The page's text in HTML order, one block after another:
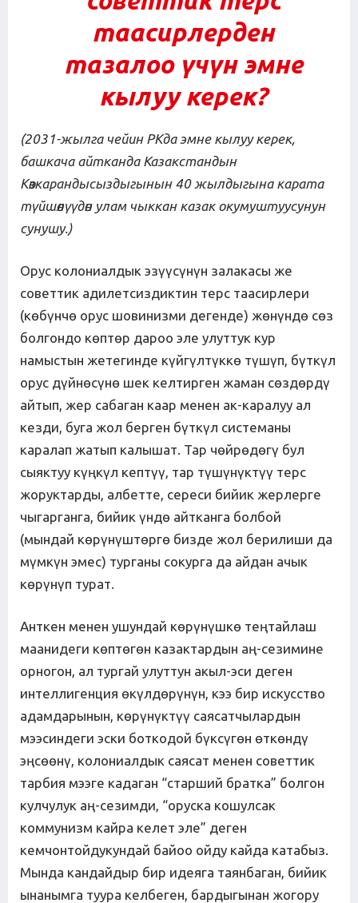
таасирлерден
тазалоо үчүн эмне
кылуу керек?
(2031-жылга чейин РКда эмне кылуу керек,
башкача айтканда Казакстандын
Көзкарандысыздыгынын 40 жылдыгына карата
түйшөлүүдөн улам чыкканказак окумуштуусунун
сунушу.)
Орус колониалдык эзүүсүнүн залакасы же
советтик адилетсиздиктин терс таасирлери
(көбүнчө орус шовинизми дегенде) жөнүндө сөз
болгондо көптөр дароо эле улуттук кур
намыстын жетегинде күйгүлтүккө түшүп, бүткүл
орус дүйнөсүнө шек келтирген жаман сөздөрдү
айтып, жер сабаган каар менен ак-каралуу ал
кезди, буга жол берген бүткүл системаны
каралап жатып калышат. Тар чөйрөдөгү бул
сыяктуу күңкүл кептүү, тар түшүнүктүү терс
жоруктарды, албетте, сереси бийик жерлерге
чыгарганга, бийик үндө айтканга болбой
(мындай көрүнүштөргө бизде жол берилиши да
мүмкүн эмес) турганы сокурга да айдан ачык
көрүнүп турат.
Анткен менен ушундай көрүнүшкө теңтайлаш
маанидеги көптөгөн казактардын аң-сезимине
орногон, ал тургай улуттун акыл-эси деген
интеллигенция өкүлдөрүнүн, кээ бир искусство
адамдарынын, көрүнүктүү саясатчылардын
мээсиндеги эски боткодой бүксүгөн өткөндү
эңсөөнү, колониалдык саясат менен советтик
тарбия мээге кадаган “старший братка” болгон
кулчулук аң-сезимди, “оруска кошулсак
коммунизм кайра келет эле” деген
кемчонтойдукундай байоо ойду кайда катабыз.
Мында кандайдыр бир идеяга таянбаган, бийик
ынанымга туура келбеген, бардыгынан жогору